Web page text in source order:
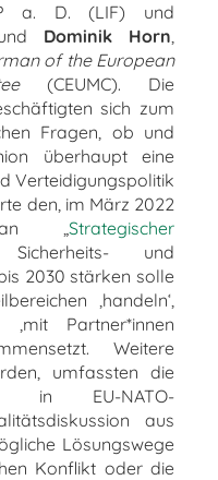
a. D. (LIF) und
Dominik Horn,
of the European
(CEUMC). Die
sich zum
Fragen, ob und
überhaupt eine
Verteidigungspolitik
den, im März 2022
„Strategischer
und
2030 stärken solle
‚handeln‘,
‚mit Partner*innen
Weitere
umfassten die
in EU-NATO-
aus
Lösungswege
Konflikt oder die